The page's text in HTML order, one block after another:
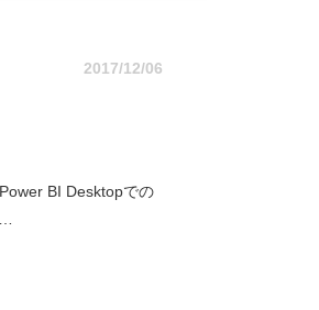
2017/12/06
BI Desktopでの